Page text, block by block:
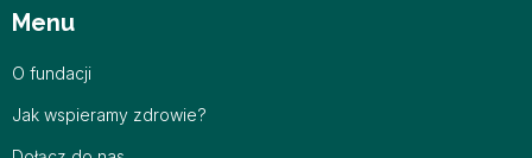
Menu
O fundacji
Jak wspieramy zdrowie?